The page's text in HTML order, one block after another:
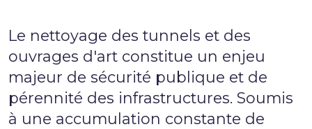
Le nettoyage des tunnels et des
ouvrages d'art constitue un enjeu
majeur de sécurité publique et de
pérennité des infrastructures. Soumis
à une accumulation constante de